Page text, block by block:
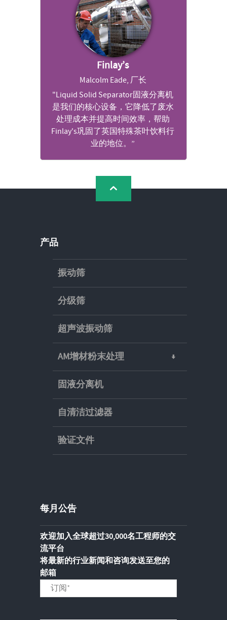
Finlay’s
Malcolm Eade, 厂长
"Liquid Solid Separator固液分离机
是我们的核心设备，它降低了废水
处理成本并提高时间效率，帮助
Finlay's巩固了英国特殊茶叶饮料行
业的地位。”
产品
振动筛
分级筛
超声波振动筛
AM增材粉末处理
固液分离机
自清洁过滤器
验证文件
每月公告
欢迎加入全球超过30,000名工程师的交
流平台
将最新的行业新闻和咨询发送至您的
邮箱